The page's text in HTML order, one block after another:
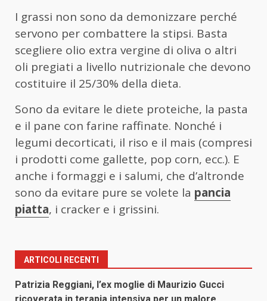
I grassi non sono da demonizzare perché
servono per combattere la stipsi. Basta
scegliere olio extra vergine di oliva o altri
oli pregiati a livello nutrizionale che devono
costituire il 25/30% della dieta.
Sono da evitare le diete proteiche, la pasta
e il pane con farine raffinate. Nonché i
legumi decorticati, il riso e il mais (compresi
i prodotti come gallette, pop corn, ecc.). E
anche i formaggi e i salumi, che d’altronde
sono da evitare pure se volete la pancia
piatta, i cracker e i grissini.
ARTICOLI RECENTI
Patrizia Reggiani, l’ex moglie di Maurizio Gucci